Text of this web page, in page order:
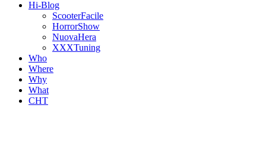
Hi-Blog
ScooterFacile
HorrorShow
NuovaHera
XXXTuning
Who
Where
Why
What
CHT